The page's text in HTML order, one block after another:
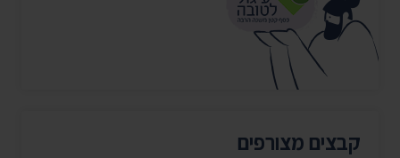
קבצים מצורפים